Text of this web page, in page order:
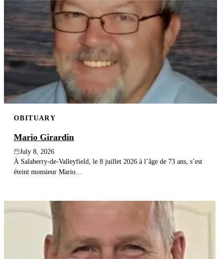
OBITUARY
Mario Girardin
July 8, 2026
À Salaberry-de-Valleyfield, le 8 juillet 2026 à l’âge de 73 ans, s’est
éteint monsieur Mario...